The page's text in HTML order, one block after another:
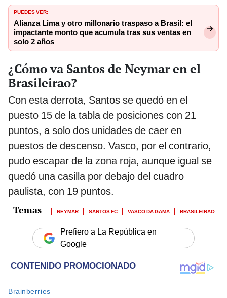
PUEDES VER:
Alianza Lima y otro millonario traspaso a Brasil: el
impactante monto que acumula tras sus ventas en
solo 2 años
¿Cómo va Santos de Neymar en el
Brasileirao?
Con esta derrota, Santos se quedó en el
puesto 15 de la tabla de posiciones con 21
puntos, a solo dos unidades de caer en
puestos de descenso. Vasco, por el contrario,
pudo escapar de la zona roja, aunque igual se
quedó una casilla por debajo del cuadro
paulista, con 19 puntos.
NEYMAR SANTOS FC VASCO DA GAMA BRASILEIRAO
Prefiero a La República en
Google